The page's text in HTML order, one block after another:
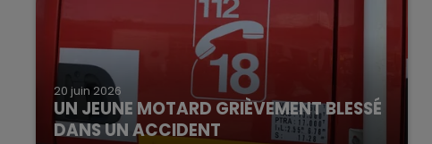
20 juin 2026
UN JEUNE MOTARD GRIÈVEMENT BLESSÉ
DANS UN ACCIDENT